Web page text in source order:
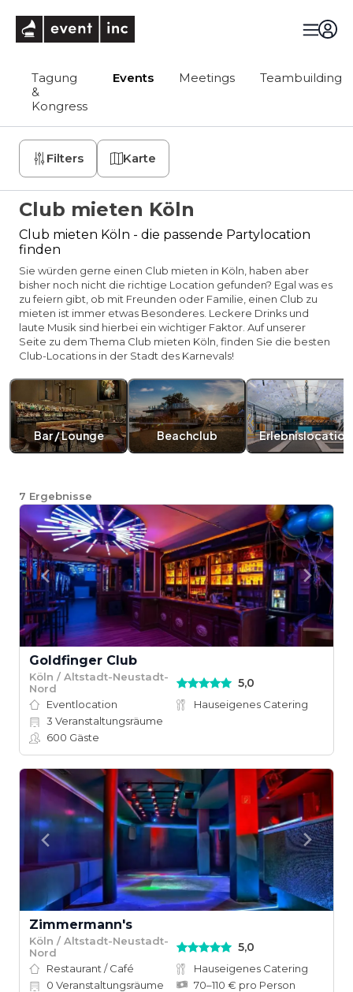
Tagung
&
Kongress
Events Meetings Teambuilding
Filters Karte
Club mieten Köln
Club mieten Köln - die passende Partylocation
finden
Sie würden gerne einen Club mieten in Köln, haben aber
bisher noch nicht die richtige Location gefunden? Egal was es
zu feiern gibt, ob mit Freunden oder Familie, einen Club zu
mieten ist immer etwas Besonderes. Leckere Drinks und
laute Musik sind hierbei ein wichtiger Faktor. Auf unserer
Seite zu dem Thema Club mieten Köln, finden Sie die besten
Club-Locations in der Stadt des Karnevals!
Bar / Lounge Beachclub Erlebnislocation
7 Ergebnisse
Goldfinger Club
Köln / Altstadt-Neustadt-
Nord
5,0
Eventlocation
Hauseigenes Catering
3 Veranstaltungsräume
600 Gäste
Zimmermann's
Köln / Altstadt-Neustadt-
Nord
5,0
Restaurant / Café
Hauseigenes Catering
0 Veranstaltungsräume
70–110 € pro Person